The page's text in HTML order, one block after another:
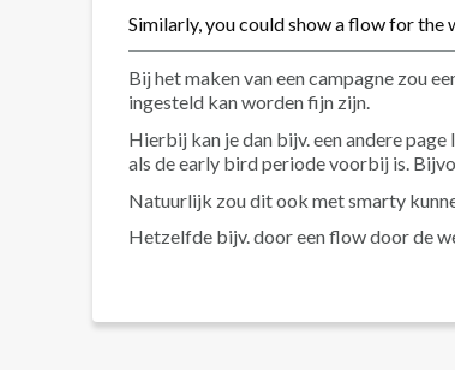
Similarly, you could show a flow for the
Bij het maken van een campagne zou
ingesteld kan worden fijn zijn.
Hierbij kan je dan bijv. een andere
als de early bird periode voorbij is.
Natuurlijk zou dit ook met smarty
Hetzelfde bijv. door een flow door de